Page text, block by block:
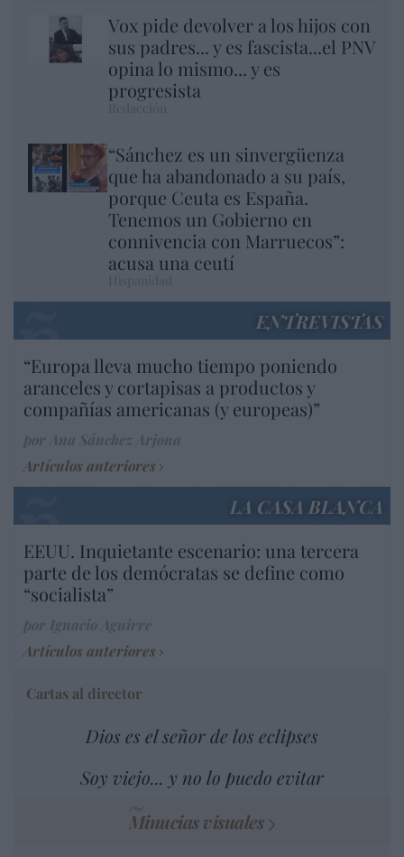
Vox pide devolver a los hijos con
sus padres... y es fascista...el PNV
opina lo mismo... y es
progresista
“Sánchez es un sinvergüenza
que ha abandonado a su país,
porque Ceuta es España.
Tenemos un Gobierno en
connivencia con Marruecos”:
acusa una ceutí
ENTREVISTAS
“Europa lleva mucho tiempo poniendo
aranceles y cortapisas a productos y
compañías americanas (y europeas)”
Artículos anteriores
LA CASA BLANCA
EEUU. Inquietante escenario: una tercera
parte de los demócratas se define como
“socialista”
Artículos anteriores
Cartas al director
Dios es el señor de los eclipses
Soy viejo... y no lo puedo evitar
Minucias visuales